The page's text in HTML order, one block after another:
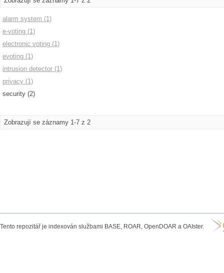
alarm system (1)
e-voting (1)
electronic voting (1)
evoting (1)
intrusion detector (1)
privacy (1)
security (2)
Zobrazují se záznamy 1-7 z 2
Tento repozitář je indexován službami BASE, ROAR, OpenDOAR a OAIster.